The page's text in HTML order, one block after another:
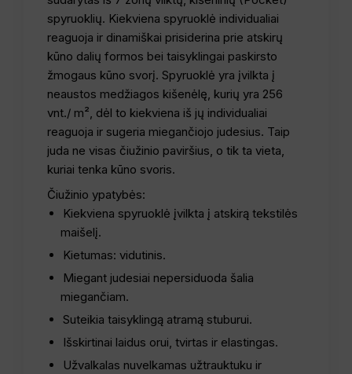
spyruoklių. Kiekviena spyruoklė individualiai
reaguoja ir dinamiškai prisiderina prie atskirų
kūno dalių formos bei taisyklingai paskirsto
žmogaus kūno svorį. Spyruoklė yra įvilkta į
neaustos medžiagos kišenėlę, kurių yra 256
vnt./ m², dėl to kiekviena iš jų individualiai
reaguoja ir sugeria miegančiojo judesius. Taip
juda ne visas čiužinio paviršius, o tik ta vieta,
kuriai tenka kūno svoris.
Čiužinio ypatybės:
Kiekviena spyruoklė įvilkta į atskirą tekstilės
maišelį.
Kietumas: vidutinis.
Miegant judesiai nepersiduoda šalia
miegančiam.
Suteikia taisyklingą atramą stuburui.
Išskirtinai laidus orui, tvirtas ir elastingas.
Užvalkalas nuvelkamas užtrauktuku ir